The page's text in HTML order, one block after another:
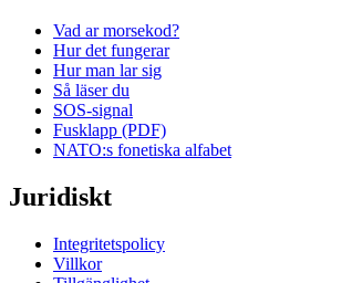
Vad ar morsekod?
Hur det fungerar
Hur man lar sig
Så läser du
SOS-signal
Fusklapp (PDF)
NATO:s fonetiska alfabet
Juridiskt
Integritetspolicy
Villkor